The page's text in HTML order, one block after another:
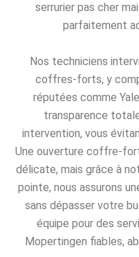
serrurier pas cher
parfaitement
Nos techniciens
coffres-forts, y
réputées comme
transparence
intervention, vous
Une ouverture coffre-
délicate, mais grâce à
pointe, nous assurons
sans dépasser votre
équipe pour des
Mopertingen fiables,